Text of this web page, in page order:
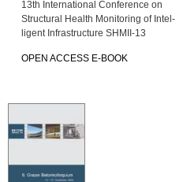
13th In­ter­na­tio­nal Con­fe­rence on
Struc­tu­ral Health Mo­ni­to­ring of In­tel­
li­gent In­fra­struc­tu­re SH­MII-13
OPEN AC­CESS E-BOOK